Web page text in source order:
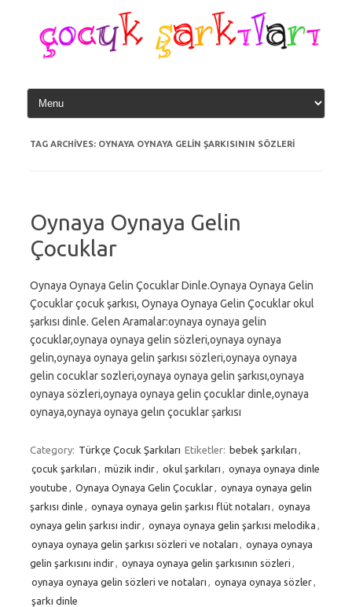
content
TAG ARCHIVES: OYNAYA OYNAYA GELIN ŞARKISININ SÖZLERI
Oynaya Oynaya Gelin
Çocuklar
Oynaya Oynaya Gelin Çocuklar Dinle.Oynaya Oynaya Gelin
Çocuklar çocuk şarkısı, Oynaya Oynaya Gelin Çocuklar okul
şarkısı dinle. Gelen Aramalar:oynaya oynaya gelin
çocuklar,oynaya oynaya gelin sözleri,oynaya oynaya
gelin,oynaya oynaya gelin şarkısı sözleri,oynaya oynaya
gelin cocuklar sozleri,oynaya oynaya gelin şarkısı,oynaya
oynaya sözleri,oynaya oynaya gelin çocuklar dinle,oynaya
oynaya,oynaya oynaya gelın çocuklar şarkısı
Category: Türkçe Çocuk Şarkıları Etiketler: bebek şarkıları
çocuk şarkıları
müzik indir okul şarkıları
oynaya oynaya dinle
youtube
Oynaya Oynaya Gelin Çocuklar
oynaya oynaya gelin
şarkısı dinle
oynaya oynaya gelin şarkısı flüt notaları
oynaya
oynaya gelin şarkısı indir
oynaya oynaya gelin şarkısı melodika
oynaya oynaya gelin şarkısı sözleri ve notaları
oynaya oynaya
gelin şarkısını indir
oynaya oynaya gelin şarkısının sözleri
oynaya oynaya gelin sözleri ve notaları
oynaya oynaya sözler
şarkı dinle